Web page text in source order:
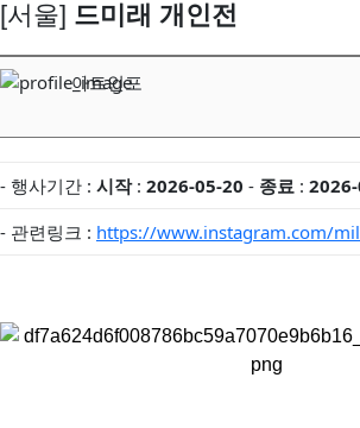
[서울] 드미래 개인전
아트인포
- 행사기간 : 시작: 2026-05-20 - 종료 :
- 관련링크 : https://www.instagram.com/